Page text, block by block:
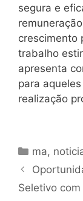
segura e
crescimento
trabalho
apresenta
para
realização
ma,
Seletivo